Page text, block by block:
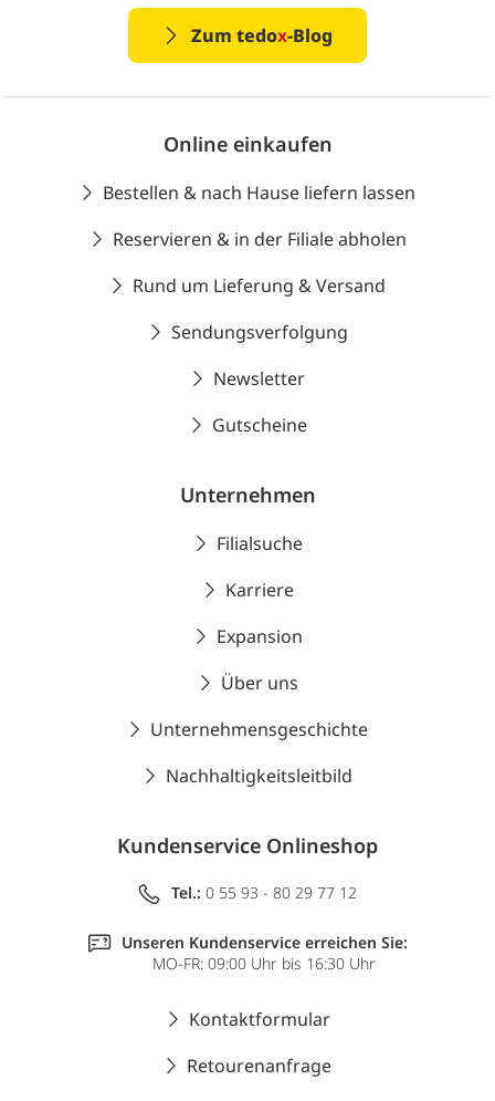
Zum tedox-Blog
Online einkaufen
Bestellen & nach Hause liefern lassen
Reservieren & in der Filiale abholen
Rund um Lieferung & Versand
Sendungsverfolgung
Newsletter
Gutscheine
Unternehmen
Filialsuche
Karriere
Expansion
Über uns
Unternehmensgeschichte
Nachhaltigkeitsleitbild
Kundenservice Onlineshop
Tel.: 0 55 93 - 80 29 77 12
Unseren Kundenservice erreichen Sie:
MO-FR: 09:00 Uhr bis 16:30 Uhr
Kontaktformular
Retourenanfrage